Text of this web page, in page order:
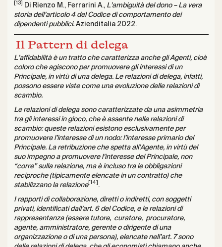
[13] Di Rienzo M., Ferrarini A., L’ambiguità del dono – La vera
storia dell’articolo 4 del Codice di comportamento dei
dipendenti pubblici. Azienditalia 2022.
Il Pattern di delega
L’affidabilità è un tratto che caratterizza anche gli Agenti, cioè
coloro che agiscono per promuovere gli interessi di un
Principale, in virtù di una delega. Le relazioni di delega, infatti,
possono essere viste come una evoluzione delle relazioni di
scambio.
Le relazioni di delega sono caratterizzate da una asimmetria
tra gli interessi in gioco, che è assente nelle relazioni di
scambio: queste relazioni esistono esclusivamente per
promuovere l’interesse di un nodo: l’interesse primario del
Principale. La retribuzione che spetta all’Agente, in virtù del
suo impegno a promuovere l’interesse del Principale, non
“corre” sulla relazione, ma è incluso tra le obbligazioni
reciproche (tipicamente elencate in un contratto) che
stabilizzano la relazione[14] .
I rapporti di collaborazione, diretti o indiretti, con soggetti
privati, identificati dall’art. 6 del Codice, e le relazioni di
rappresentanza (essere tutore, curatore, procuratore,
agente, amministratore, gerente o dirigente di una
organizzazione o di una persona), elencate nell’art. 7 sono